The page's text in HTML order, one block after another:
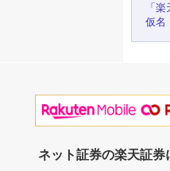
「
仮名
ネット証券の楽天証券